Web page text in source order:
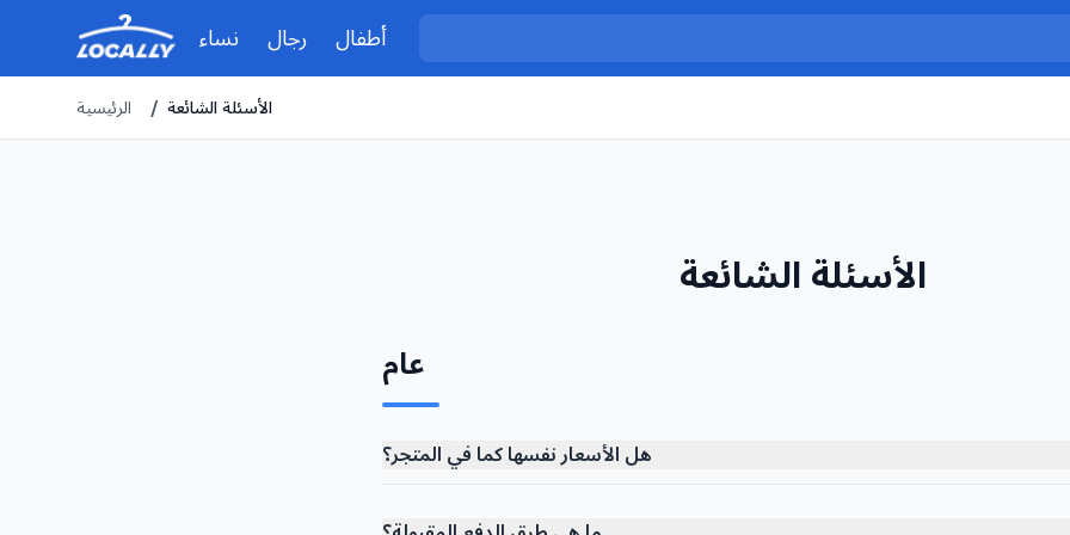
نساء رجال أطفال
الرئيسية / الأسئلة الشائعة
الأسئلة الشائعة
عام
هل الأسعار نفسها كما في المتجر؟